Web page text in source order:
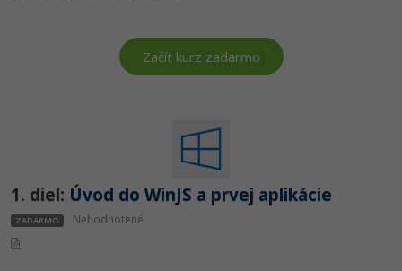
Python
Swift -80%
Začít kurz zadarmo
1. diel: Úvod do WinJS a prvej aplikácie
ZADARMO Nehodnotené